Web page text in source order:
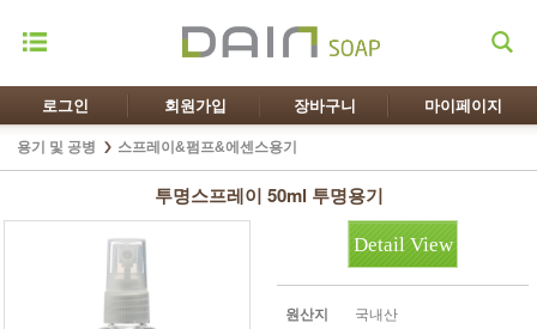
로그인 회원가입 장바구니 마이페이지
용기 및 공병 스프레이&펌프&에센스용기
투명스프레이 50ml 투명용기
Detail View
원산지 국내산